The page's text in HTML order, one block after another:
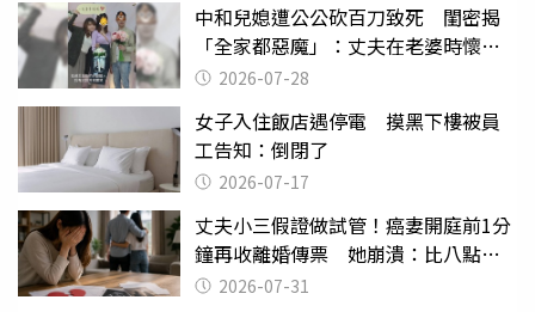
中和兒媳遭公公砍百刀致死 閨密揭
「全家都惡魔」：丈夫在老婆時懷孕
摔東西
2026-07-28
女子入住飯店遇停電 摸黑下樓被員
工告知：倒閉了
2026-07-17
丈夫小三假證做試管！癌妻開庭前1分
鐘再收離婚傳票 她崩潰：比八點檔
還扯2026-07-31